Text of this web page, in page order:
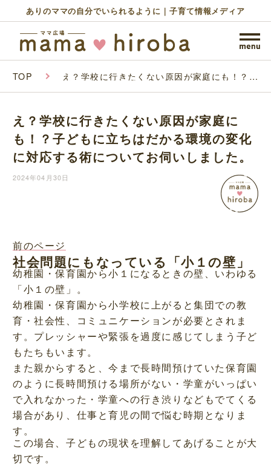
ありのママの自分でいられるように｜子育て情報メディア
TOP え？学校に行きたくない原因が家庭にも！？子
ついてお伺いしました。
え？学校に行きたくない原因が家庭に
も！？子どもに立ちはだかる環境の変化
に対応する術についてお伺いしました。
2024年04月30日
前のページ
社会問題にもなっている「小１の壁」
幼稚園・保育園から小１になるときの壁、いわゆる
「小１の壁」。
幼稚園・保育園から小学校に上がると集団での教
育・社会性、コミュニケーションが必要とされま
す。プレッシャーや緊張を過度に感じてしまう子ど
もたちもいます。
また親からすると、今まで長時間預けていた保育園
のように長時間預ける場所がない・学童がいっぱい
で入れなかった・学童への行き渋りなどもでてくる
場合があり、仕事と育児の間で悩む時期となりま
す。
この場合、子どもの現状を理解してあげることが大
切です。